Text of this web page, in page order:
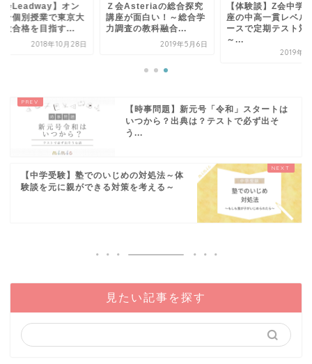
会Leadway】オン
ン個別授業で東京大
役合格を目指す...
2018年10月28日
Ｚ会Asteriaの総合探究
講座が面白い！～総合学
力調査の教科融合...
2019年5月6日
【体験談】Z会中学
座の中高一貫レベル
ースで定期テスト対
～...
2019年2
【時事問題】新元号「令和」スタートは
いつから？出典は？テストで必ず出そ
う...
【中学受験】塾でのいじめの対処法～体
験談を元に親ができる対策を考える～
見たい記事を探す